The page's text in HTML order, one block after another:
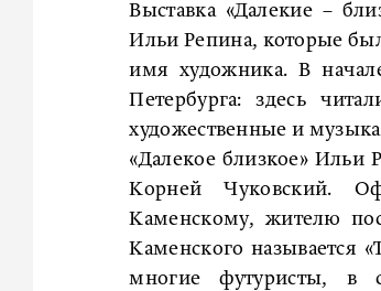
Выставка «Далекие –
Ильи Репина, которые
имя художника. В
Петербурга: здесь
художественные и
«Далекое близкое» Ильи
Корней Чуковский.
Каменскому, жителю
Каменского называется
многие футуристы, в